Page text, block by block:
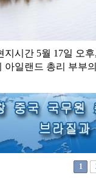
시간 5월 17일 오
일랜드 총리 부부
1